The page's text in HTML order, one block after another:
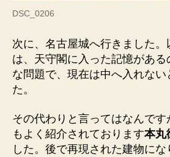
DSC_0206
次に、名古屋城へ行きました。
は、天守閣に入った記憶があ
な問題で、現在は中へ入れない
た。
その代わりと言ってはなんで
もよく紹介されております本丸
した。後で再現された建物に